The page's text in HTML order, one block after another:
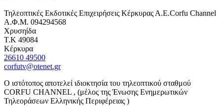
Τηλεοπτικές Εκδοτικές Επιχειρήσεις Κέρκυρας Α.Ε.Corfu Channel
Α.Φ.Μ. 094294568
Χρυσηίδα
Τ.Κ 49084
Κέρκυρα
26610 49500
corfutv@otenet.gr
Ο ιστότοπος αποτελεί ιδιοκτησία του τηλεοπτικού σταθμού
CORFU CHANNEL , (μέλος της Ένωσης Ενημερωτικών
Τηλεοράσεων Ελληνικής Περιφέρειας )